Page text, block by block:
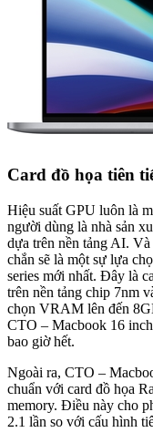
Card đồ họa tiên
Hiệu suất GPU luôn là
người dùng là nhà sản
dựa trên nền tảng AI.
chắn sẽ là một sự lựa
series mới nhất. Đây là
trên nền tảng chip 7nm
chọn VRAM lên đến
CTO – Macbook 16
bao giờ hết.
Ngoài ra, CTO –
chuẩn với card đồ họa
memory. Điều này cho
2.1 lần so với cấu hình